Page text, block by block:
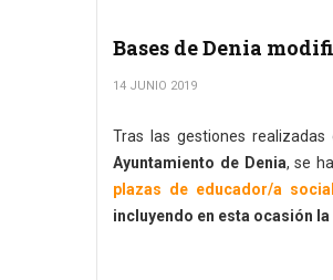
Bases de Denia
14 JUNIO 2019
Tras las gestiones realizadas
Ayuntamiento de Denia, se
plazas de educador/a
incluyendo en esta ocasión